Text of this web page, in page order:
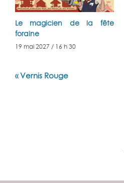
Le magicien de la fête
foraine
19 mai 2027 / 16 h 30
Navigation
Évènement
«Vernis Rouge